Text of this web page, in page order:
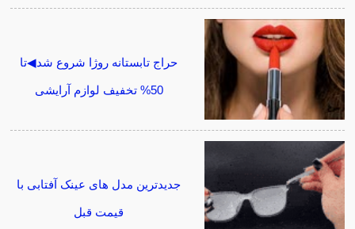
حراج تابستانه روژا شروع شد◀تا
50% تخفیف لوازم آرایشی
جدیدترین مدل های عینک آفتابی با
قیمت قبل